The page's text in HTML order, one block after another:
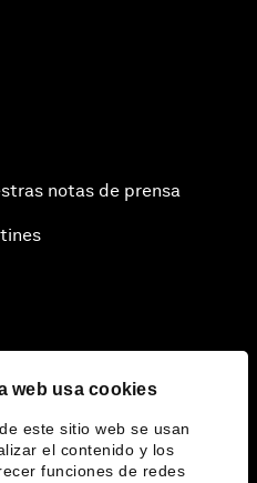
web usa cookies
este sitio web se usan
el contenido y los
funciones de redes
notas de prensa